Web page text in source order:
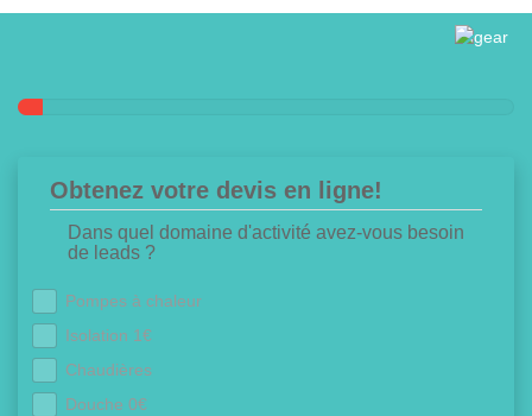
Obtenez votre devis en ligne!
Dans quel domaine d'activité avez-vous besoin
de leads ?
Pompes à chaleur
Isolation 1€
Chaudières
Douche 0€